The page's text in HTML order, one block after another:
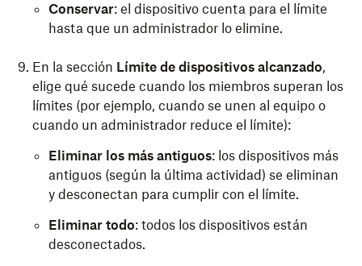
Conservar: el dispositivo cuenta para el límite
hasta que un administrador lo elimine.
En la sección Límite de dispositivos alcanzado,
elige qué sucede cuando los miembros superan los
límites (por ejemplo, cuando se unen al equipo o
cuando un administrador reduce el límite):
Eliminar los más antiguos: los dispositivos más
antiguos (según la última actividad) se eliminan
y desconectan para cumplir con el límite.
Eliminar todo: todos los dispositivos están
desconectados.